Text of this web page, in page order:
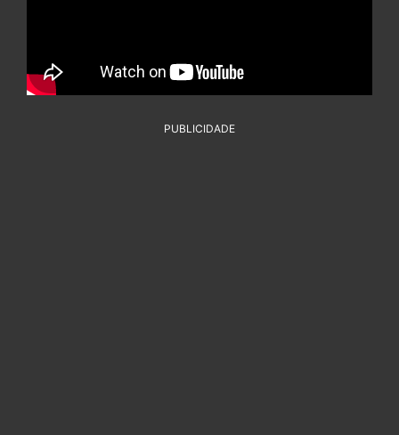
PUBLICIDADE